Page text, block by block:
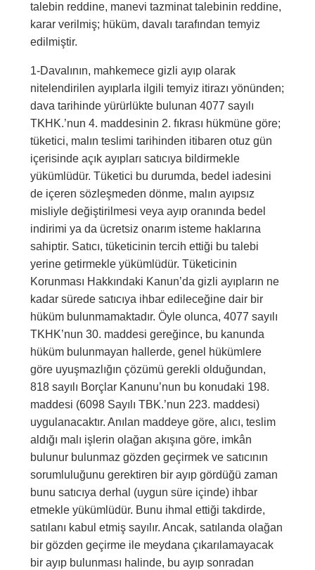
talebin reddine, manevi tazminat talebinin reddine,
karar verilmiş; hüküm, davalı tarafından temyiz
edilmiştir.
1-Davalının, mahkemece gizli ayıp olarak
nitelendirilen ayıplarla ilgili temyiz itirazı yönünden;
dava tarihinde yürürlükte bulunan 4077 sayılı
TKHK.’nun 4. maddesinin 2. fıkrası hükmüne göre;
tüketici, malın teslimi tarihinden itibaren otuz gün
içerisinde açık ayıpları satıcıya bildirmekle
yükümlüdür. Tüketici bu durumda, bedel iadesini
de içeren sözleşmeden dönme, malın ayıpsız
misliyle değiştirilmesi veya ayıp oranında bedel
indirimi ya da ücretsiz onarım isteme haklarına
sahiptir. Satıcı, tüketicinin tercih ettiği bu talebi
yerine getirmekle yükümlüdür. Tüketicinin
Korunması Hakkındaki Kanun’da gizli ayıpların ne
kadar sürede satıcıya ihbar edileceğine dair bir
hüküm bulunmamaktadır. Öyle olunca, 4077 sayılı
TKHK’nun 30. maddesi gereğince, bu kanunda
hüküm bulunmayan hallerde, genel hükümlere
göre uyuşmazlığın çözümü gerekli olduğundan,
818 sayılı Borçlar Kanunu’nun bu konudaki 198.
maddesi (6098 Sayılı TBK.’nun 223. maddesi)
uygulanacaktır. Anılan maddeye göre, alıcı, teslim
aldığı malı işlerin olağan akışına göre, imkân
bulunur bulunmaz gözden geçirmek ve satıcının
sorumluluğunu gerektiren bir ayıp gördüğü zaman
bunu satıcıya derhal (uygun süre içinde) ihbar
etmekle yükümlüdür. Bunu ihmal ettiği takdirde,
satılanı kabul etmiş sayılır. Ancak, satılanda olağan
bir gözden geçirme ile meydana çıkarılamayacak
bir ayıp bulunması halinde, bu ayıp sonradan